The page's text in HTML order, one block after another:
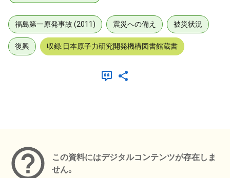
福島第一原発事故 (2011) 震災への備え 被災状況
復興 収録:日本原子力研究開発機構図書館蔵書
この資料にはデジタルコンテンツが存在しま
せん。